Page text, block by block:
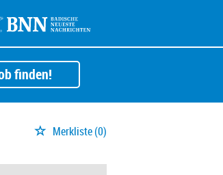
finden!
Merkliste(0)